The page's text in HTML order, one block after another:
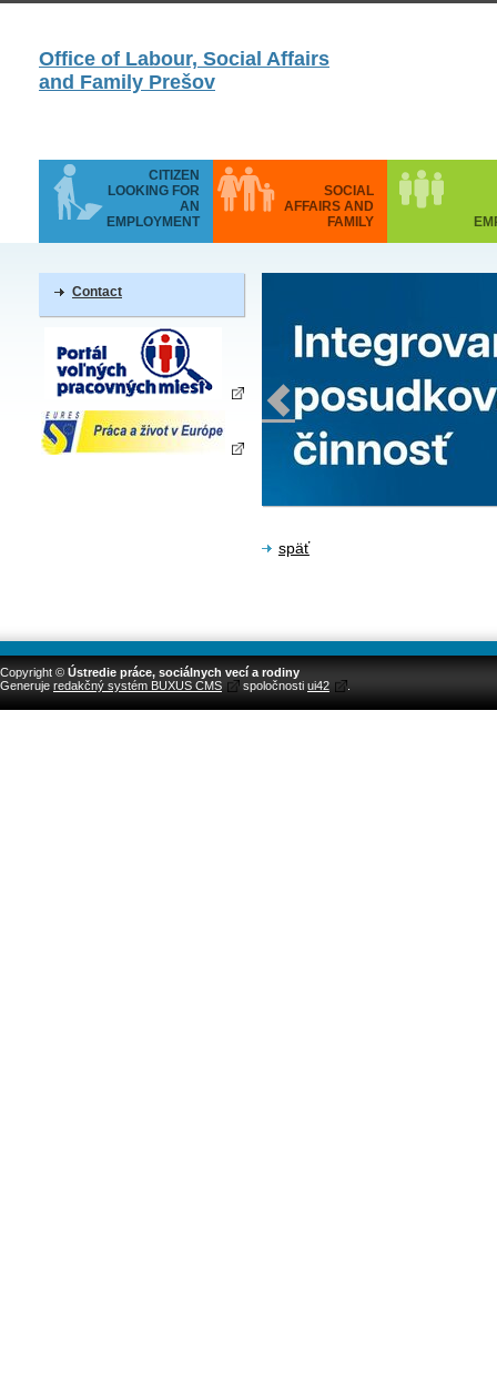
Office of Labour, Social Affairs
and Family Prešov
CITIZEN
LOOKING FOR
AN
EMPLOYMENT
SOCIAL
AFFAIRS AND
FAMILY
Contact
späť
Copyright © Ústredie práce, sociálnych vecí a rodiny
Generuje redakčný systém BUXUS CMS spoločnosti ui42